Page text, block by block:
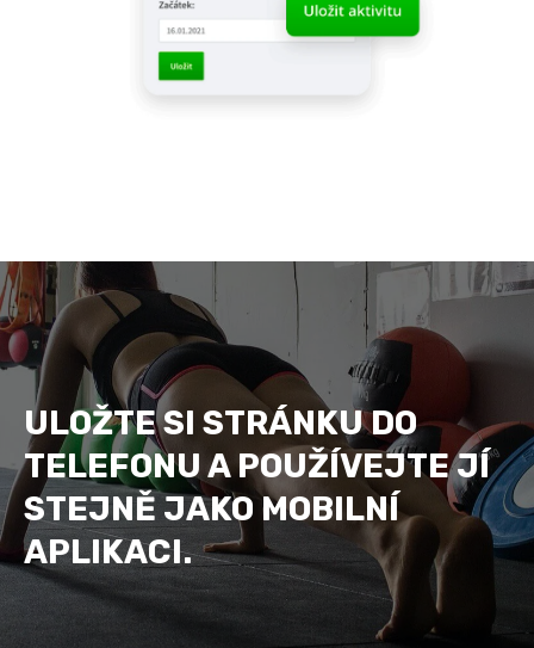
ULOŽTE SI STRÁNKU DO
TELEFONU A POUŽÍVEJTE JÍ
STEJNĚ JAKO MOBILNÍ
APLIKACI.